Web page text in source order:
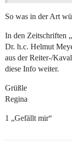
So was in der Art
In den Zeitschriften
Dr. h.c. Helmut
aus der Reiter-/
diese Info weiter.
Grüßle
Regina
1 „Gefällt mir“